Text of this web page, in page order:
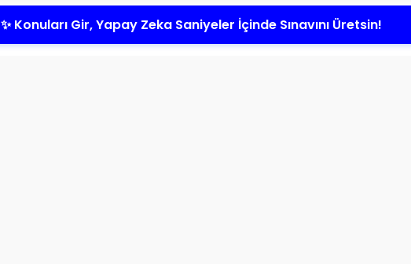
✨ Konuları Gir, Yapay Zeka Saniyeler İçinde Sınavını Üretsin!